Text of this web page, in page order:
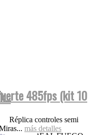
485fps (kit 10
Réplica controles semi
más detalles